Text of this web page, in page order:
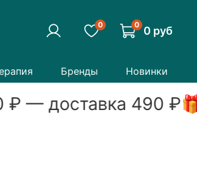
0 0 0 руб
Бренды Новинки
— доставка 490₽